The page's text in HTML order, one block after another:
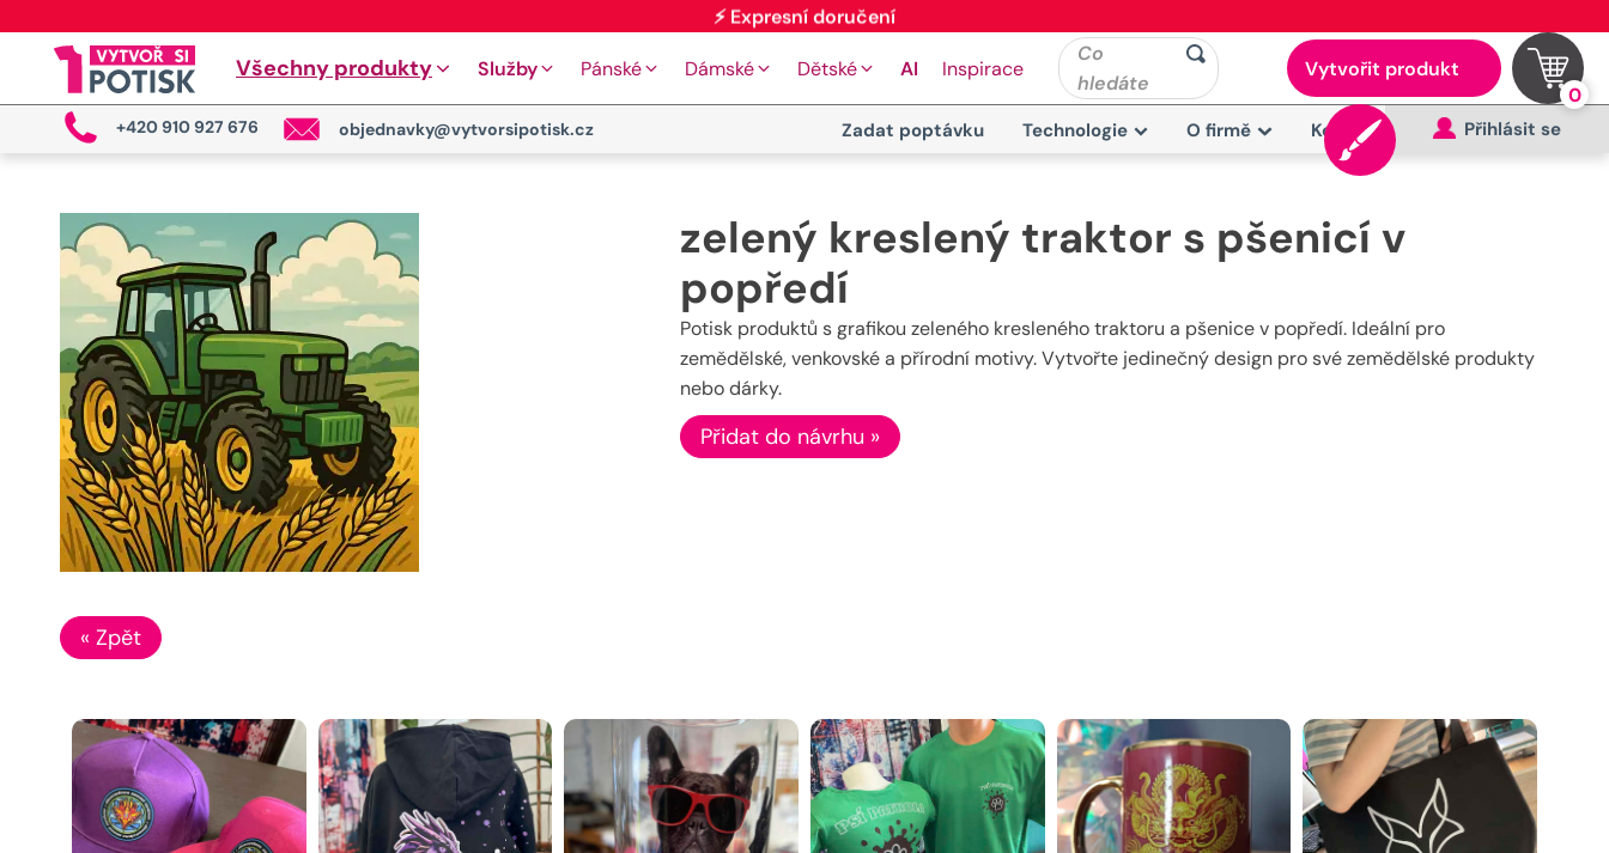
Všechny produkty Služby Pánské Dámské Dětské AI Inspirace
Co
hledáte
Vytvořit produkt
0
+420 910 927 676 objednavky@vytvorsipotisk.cz Zadat poptávku Technologie O firmě Kontakt Přihlásit se
zelený kreslený traktor s pšenicí v
popředí
Potisk produktů s grafikou zeleného kresleného traktoru a pšenice v popředí. Ideální pro
zemědělské, venkovské a přírodní motivy. Vytvořte jedinečný design pro své zemědělské produkty
nebo dárky.
Přidat do návrhu »
« Zpět